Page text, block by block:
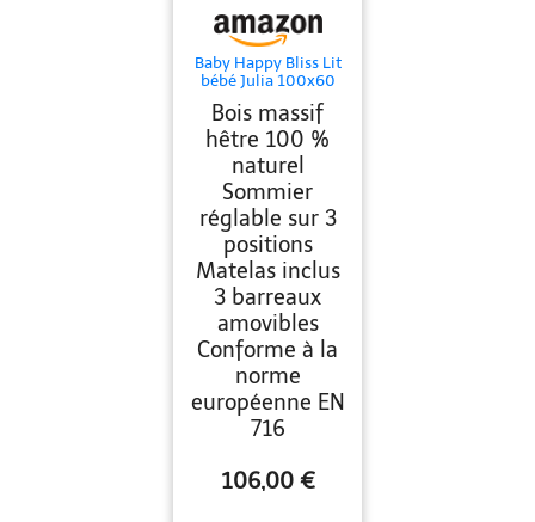
Baby Happy Bliss Lit
bébé Julia 100x60
cm avec Matelas –
Bois Massif hêtre –
Sommier réglable 3
Positions – 3
barreaux Amovibles
– Conforme en 716
(Blanc)
Bois massif
hêtre 100 %
naturel
Sommier
réglable sur 3
positions
Matelas inclus
3 barreaux
amovibles
Conforme à la
norme
européenne EN
716
106,00 €